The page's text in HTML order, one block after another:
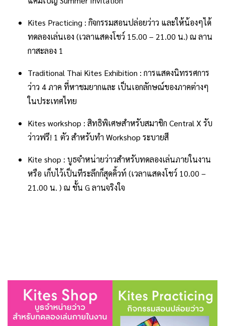
Kites Practicing : กิจกรรมสอนปล่อยว่าว และให้น้องๆได้
ทดลองเล่นเอง (เวลาแสดงโชว์ 15.00 – 21.00 น.) ณ ลาน
กาสะลอง 1
Traditional Thai Kites Exhibition : การแสดงนิทรรศการ
ว่าว 4 ภาค ที่หาชมยากและ เป็นเอกลักษณ์ของภาคต่างๆ
ในประเทศไทย
Kites workshop : สิทธิพิเศษสำหรับสมาชิก Central X รับ
ว่าวฟรี! 1 ตัว สำหรับทำ Workshop ระบายสี
Kite shop : บูธจำหน่ายว่าวสำหรับทดลองเล่นภายในงาน
หรือ เก็บไว้เป็นทีระลึกก็สุดคิ้วท์ (เวลาแสดงโชว์ 10.00 –
21.00 น. ) ณ ชั้น G ลานจริงใจ